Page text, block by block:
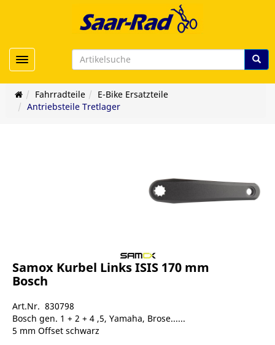
Toggle navigation
Fahrradteile
E-Bike Ersatzteile
Antriebsteile Tretlager
Samox Kurbel Links ISIS 170 mm
Bosch
Art.Nr. 830798
Bosch gen. 1 + 2 + 4 ,5, Yamaha, Brose......
5 mm Offset schwarz